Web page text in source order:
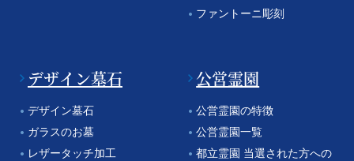
ファントーニ彫刻
デザイン墓石
デザイン墓石
ガラスのお墓
レザータッチ加工
公営霊園
公営霊園の特徴
公営霊園一覧
都立霊園 当選された方への